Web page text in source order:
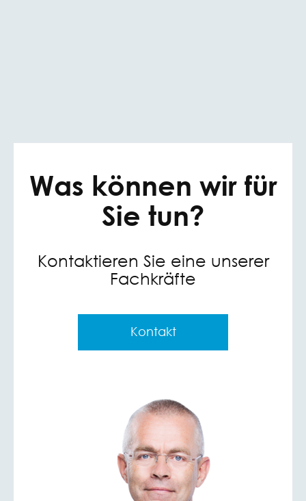
Was können wir für
Sie tun?
Kontaktieren Sie eine unserer
Fachkräfte
Kontakt